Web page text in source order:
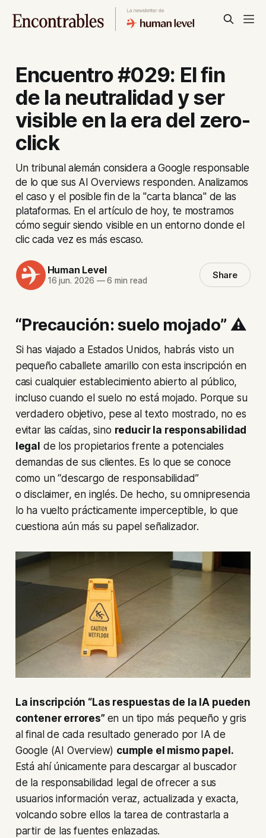
Encuentro #029: El fin
de la neutralidad y ser
visible en la era del zero-
click
Un tribunal alemán considera a Google responsable
de lo que sus AI Overviews responden. Analizamos
el caso y el posible fin de la "carta blanca" de las
plataformas. En el artículo de hoy, te mostramos
cómo seguir siendo visible en un entorno donde el
clic cada vez es más escaso.
Human Level
16 jun. 2026 —6 min read Share
“Precaución: suelo mojado” ⚠️
Si has viajado a Estados Unidos, habrás visto un
pequeño caballete amarillo con esta inscripción en
casi cualquier establecimiento abierto al público,
incluso cuando el suelo no está mojado. Porque su
verdadero objetivo, pese al texto mostrado, no es
evitar las caídas, sino reducir la responsabilidad
legal de los propietarios frente a potenciales
demandas de sus clientes. Es lo que se conoce
como un “descargo de responsabilidad”
odisclaimer, en inglés. De hecho, su omnipresencia
lo ha vuelto prácticamente imperceptible, lo que
cuestiona aún más su papel señalizador.
La inscripción “Las respuestas de la IA pueden
contener errores” en un tipo más pequeño y gris
al final de cada resultado generado por IA de
Google (AI Overview) cumple el mismo papel.
Está ahí únicamente para descargar al buscador
de la responsabilidad legal de ofrecer a sus
usuarios información veraz, actualizada y exacta,
volcando sobre ellos la tarea de contrastarla a
partir de las fuentes enlazadas.